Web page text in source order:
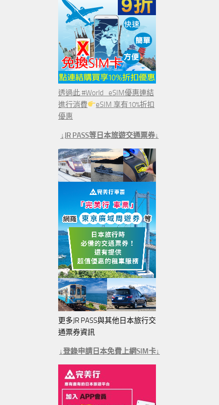
透過此 #World_eSIM優惠連結
進行消費
eSIM 享有10%折扣
優惠
↓JR PASS等日本旅遊交通票券↓
更多JR PASS與其他日本旅行交
通票券資訊
↓登錄申請日本免費上網SIM卡↓